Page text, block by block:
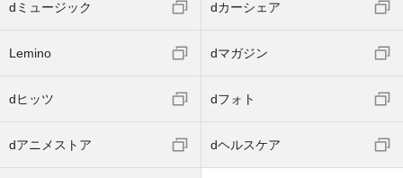
dミュージック dカーシェア
Lemino dマガジン
dヒッツ dフォト
dアニメストア dヘルスケア